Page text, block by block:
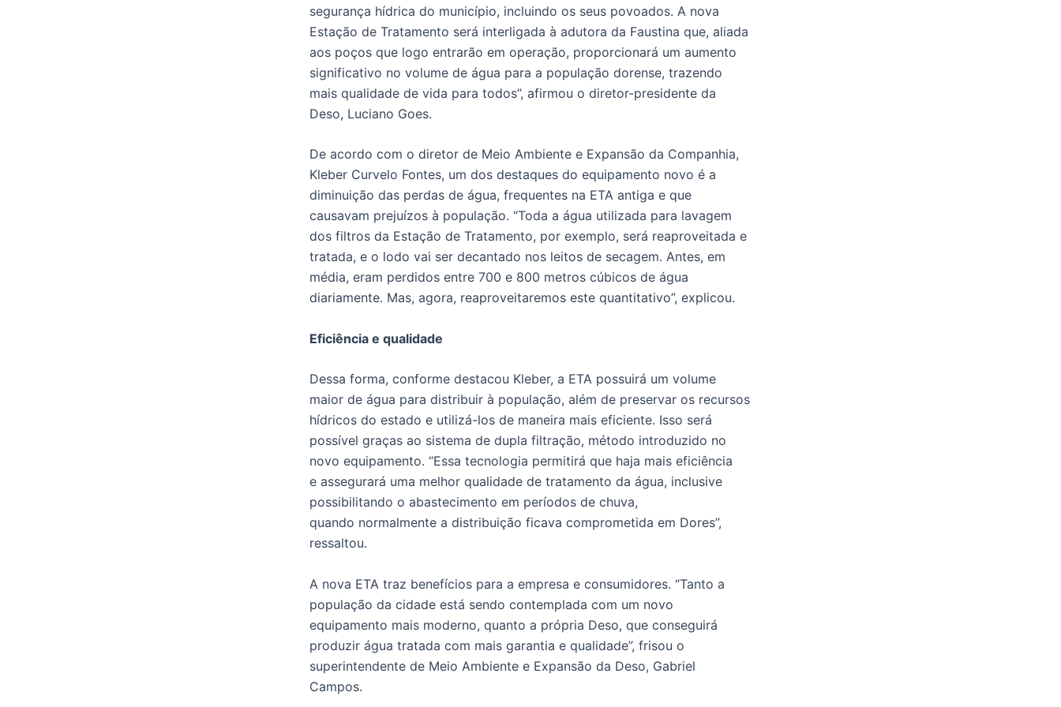
segurança hídrica do município, incluindo os seus povoados. A nova
Estação de Tratamento será interligada à adutora da Faustina que, aliada
aos poços que logo entrarão em operação, proporcionará um aumento
significativo no volume de água para a população dorense, trazendo
mais qualidade de vida para todos”, afirmou o diretor-presidente da
Deso, Luciano Goes.
De acordo com o diretor de Meio Ambiente e Expansão da Companhia,
Kleber Curvelo Fontes, um dos destaques do equipamento novo é a
diminuição das perdas de água, frequentes na ETA antiga e que
causavam prejuízos à população. “Toda a água utilizada para lavagem
dos filtros da Estação de Tratamento, por exemplo, será reaproveitada e
tratada, e o lodo vai ser decantado nos leitos de secagem. Antes, em
média, eram perdidos entre 700 e 800 metros cúbicos de água
diariamente. Mas, agora, reaproveitaremos este quantitativo”, explicou.
Eficiência e qualidade
Dessa forma, conforme destacou Kleber, a ETA possuirá um volume
maior de água para distribuir à população, além de preservar os recursos
hídricos do estado e utilizá-los de maneira mais eficiente. Isso será
possível graças ao sistema de dupla filtração, método introduzido no
novo equipamento. “Essa tecnologia permitirá que haja mais eficiência
e assegurará uma melhor qualidade de tratamento da água, inclusive
possibilitando o abastecimento em períodos de chuva,
quando normalmente a distribuição ficava comprometida em Dores”,
ressaltou.
A nova ETA traz benefícios para a empresa e consumidores. “Tanto a
população da cidade está sendo contemplada com um novo
equipamento mais moderno, quanto a própria Deso, que conseguirá
produzir água tratada com mais garantia e qualidade”, frisou o
superintendente de Meio Ambiente e Expansão da Deso, Gabriel
Campos.